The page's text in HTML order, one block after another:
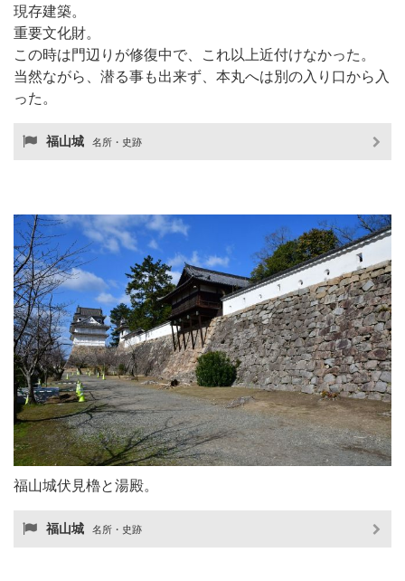
現存建築。
重要文化財。
この時は門辺りが修復中で、これ以上近付けなかった。
当然ながら、潜る事も出来ず、本丸へは別の入り口から入
った。
福山城 名所・史跡
福山城伏見櫓と湯殿。
福山城 名所・史跡